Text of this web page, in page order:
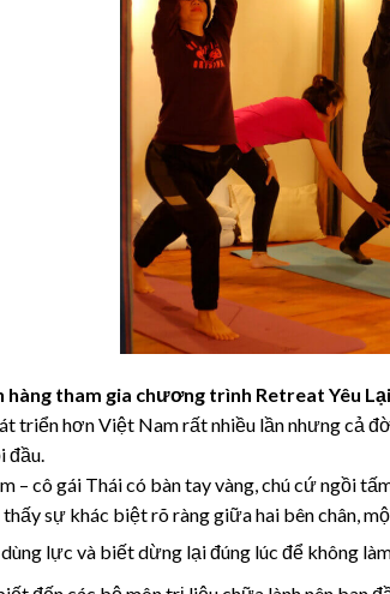
hàng tham gia chương trình Retreat Yêu
triển hơn Việt Nam rất nhiều lần nhưng cả
đầu.
– cô gái Thái có bàn tay vàng, chú cứ ngồi
sự khác biệt rõ ràng giữa hai bên chân,
lực và biết dừng lại đúng lúc để không